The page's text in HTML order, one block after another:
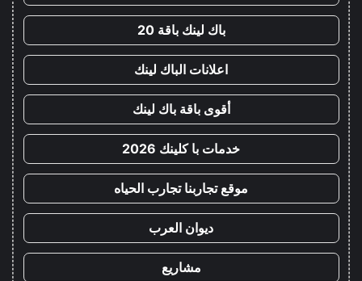
باك لينك باقة 20
اعلانات الباك لينك
أقوى باقة باك لينك
خدمات با كلينك 2026
موقع تجاربنا تجارب الحياه
ديوان العرب
مشاريع